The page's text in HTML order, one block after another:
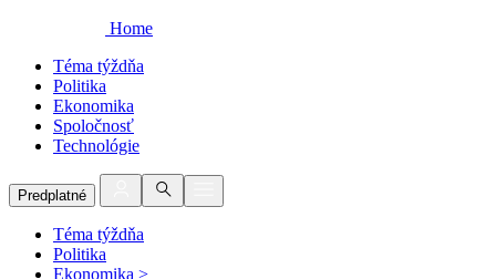
Home
Téma týždňa
Politika
Ekonomika
Spoločnosť
Technológie
Predplatné
Téma týždňa
Politika
Ekonomika >